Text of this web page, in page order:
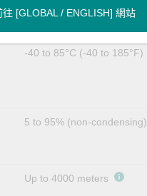
-40 to 75°C (-40 to 167°F)
-40 to 85°C (-40 to 185°F)
5 to 95% (non-condensing)
Up to 4000 meters
往 [GLOBAL / ENGLISH] 網站